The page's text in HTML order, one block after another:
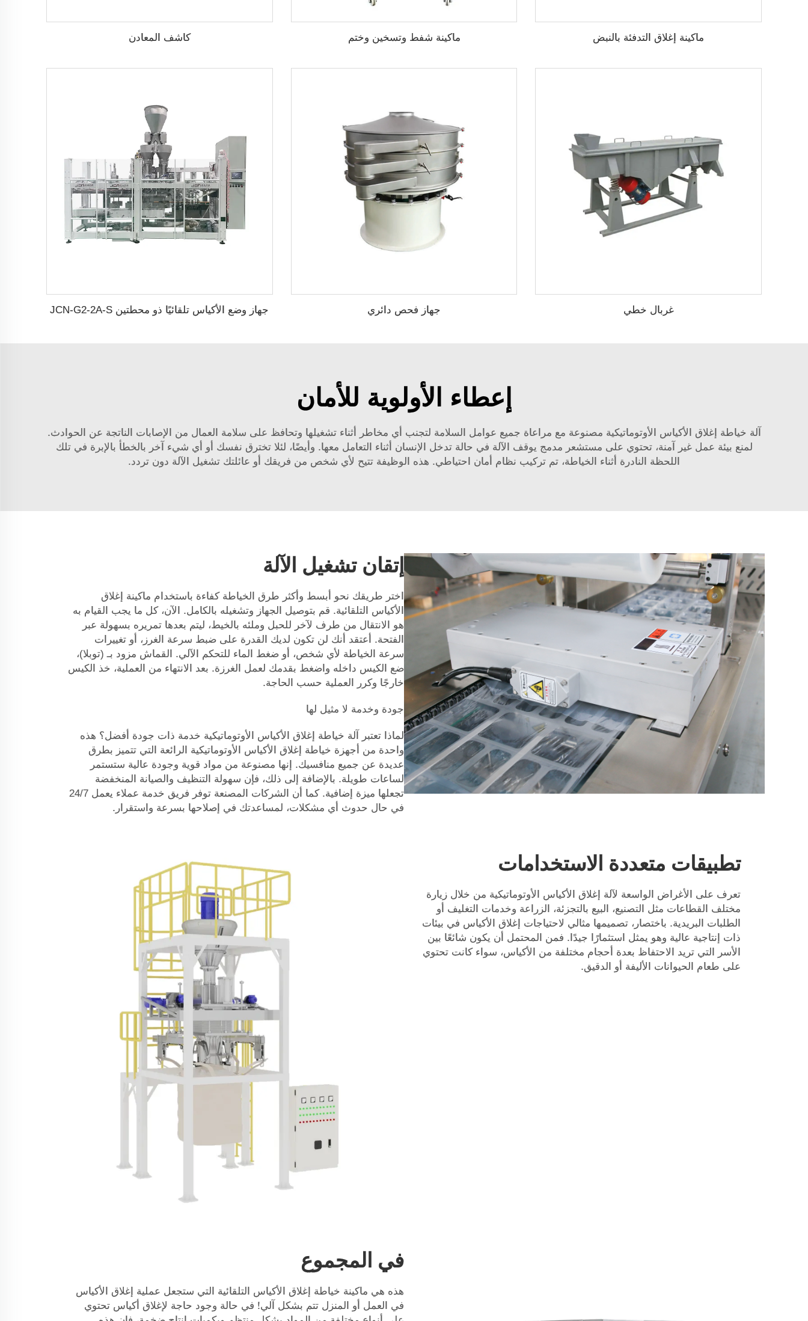
ماكينة إغلاق التدفئة بالنبض ماكينة شفط وتسخين وختم كاشف المعادن
غربال خطي جهاز فحص دائري جهاز وضع الأكياس تلقائيًا ذو محطتين JCN-G2-2A-S
إعطاء الأولوية للأمان
آلة خياطة إغلاق الأكياس الأوتوماتيكية مصنوعة مع مراعاة جميع عوامل السلامة لتجنب أي مخاطر أثناء تشغيلها وتحافظ على سلامة العمال من الإصابات الناتجة عن الحوادث.
لمنع بيئة عمل غير آمنة، تحتوي على مستشعر مدمج يوقف الآلة في حالة تدخل الإنسان أثناء التعامل معها. وأيضًا، لئلا تخترق نفسك أو أي شيء آخر بالخطأ بالإبرة في تلك
اللحظة النادرة أثناء الخياطة، تم تركيب نظام أمان احتياطي. هذه الوظيفة تتيح لأي شخص من فريقك أو عائلتك تشغيل الآلة دون تردد.
إتقان تشغيل الآلة
اختر طريقك نحو أبسط وأكثر طرق الخياطة كفاءة باستخدام ماكينة إغلاق
الأكياس التلقائية. قم بتوصيل الجهاز وتشغيله بالكامل. الآن، كل ما يجب القيام به
هو الانتقال من طرف لآخر للحبل وملئه بالخيط، ليتم بعدها تمريره بسهولة عبر
الفتحة. أعتقد أنك لن تكون لديك القدرة على ضبط سرعة الغرز، أو تغييرات
سرعة الخياطة لأي شخص، أو ضغط الماء للتحكم الآلي. القماش مزود بـ (توبلا)،
ضع الكيس داخله واضغط بقدمك لعمل الغرزة. بعد الانتهاء من العملية، خذ الكيس
خارجًا وكرر العملية حسب الحاجة.
جودة وخدمة لا مثيل لها
لماذا تعتبر آلة خياطة إغلاق الأكياس الأوتوماتيكية خدمة ذات جودة أفضل؟ هذه
واحدة من أجهزة خياطة إغلاق الأكياس الأوتوماتيكية الرائعة التي تتميز بطرق
عديدة عن جميع منافسيك. إنها مصنوعة من مواد قوية وجودة عالية ستستمر
لساعات طويلة. بالإضافة إلى ذلك، فإن سهولة التنظيف والصيانة المنخفضة
تجعلها ميزة إضافية. كما أن الشركات المصنعة توفر فريق خدمة عملاء يعمل 24/7
في حال حدوث أي مشكلات، لمساعدتك في إصلاحها بسرعة واستقرار.
تطبيقات متعددة الاستخدامات
تعرف على الأغراض الواسعة لآلة إغلاق الأكياس الأوتوماتيكية من خلال زيارة
مختلف القطاعات مثل التصنيع، البيع بالتجزئة، الزراعة وخدمات التغليف أو
الطلبات البريدية. باختصار، تصميمها مثالي لاحتياجات إغلاق الأكياس في بيئات
ذات إنتاجية عالية وهو يمثل استثمارًا جيدًا. فمن المحتمل أن يكون شائعًا بين
الأسر التي تريد الاحتفاظ بعدة أحجام مختلفة من الأكياس، سواء كانت تحتوي
على طعام الحيوانات الأليفة أو الدقيق.
في المجموع
هذه هي ماكينة خياطة إغلاق الأكياس التلقائية التي ستجعل عملية إغلاق الأكياس
في العمل أو المنزل تتم بشكل آلي! في حالة وجود حاجة لإغلاق أكياس تحتوي